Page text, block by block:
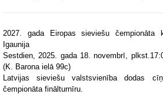
2027. gada Eiropas sieviešu čempionāta
Igaunija
Sestdien, 2025. gada 18. novembrī,
(K. Barona ielā 99c)
Latvijas sieviešu valstsvienība dodas
čempionāta finālturnīru.